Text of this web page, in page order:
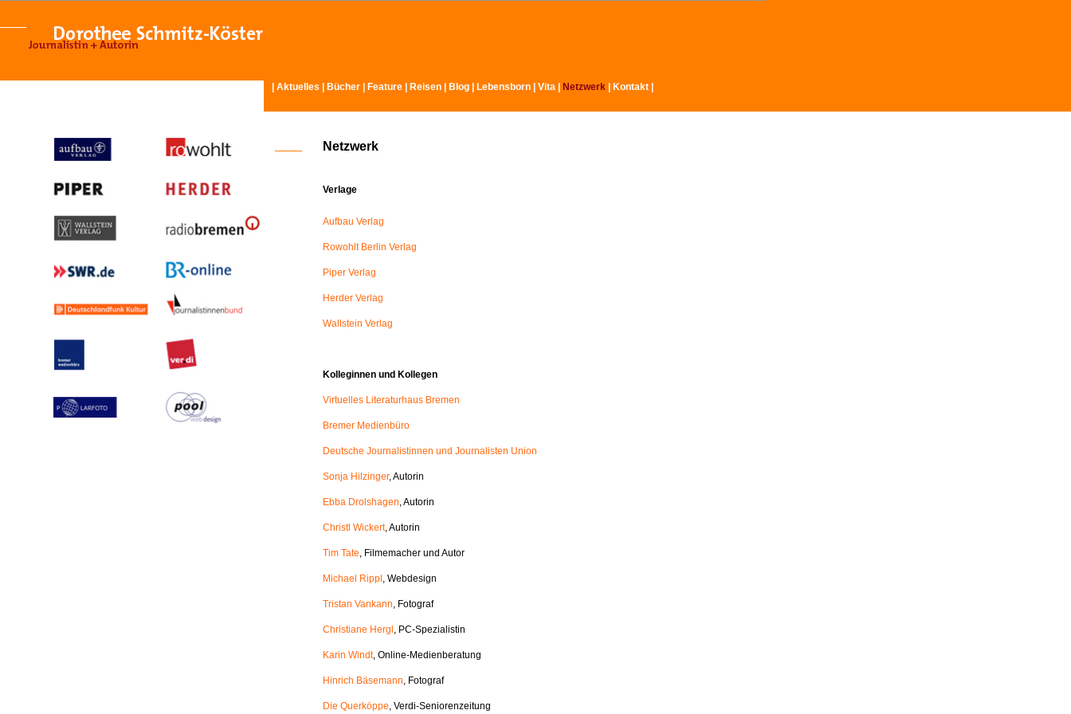
Aktuelles Bücher Feature Reisen Blog Lebensborn Vita Netzwerk Kontakt
Netzwerk
Verlage
Aufbau Verlag
Rowohlt Berlin Verlag
Piper Verlag
Herder Verlag
Wallstein Verlag
Kolleginnen und Kollegen
Virtuelles Literaturhaus Bremen
Bremer Medienbüro
Deutsche Journalistinnen und Journalisten Union
Sonja Hilzinger, Autorin
Ebba Drolshagen, Autorin
Christl Wickert, Autorin
Tim Tate, Filmemacher und Autor
Michael Rippl , Webdesign
Tristan Vankann, Fotograf
Christiane Hergl , PC-Spezialistin
Karin Windt, Online-Medienberatung
Hinrich Bäsemann, Fotograf
Die Querköppe, Verdi-Seniorenzeitung